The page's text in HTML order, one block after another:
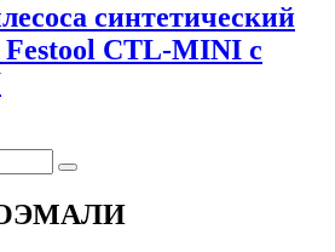
синтетический
CTL-MINI с